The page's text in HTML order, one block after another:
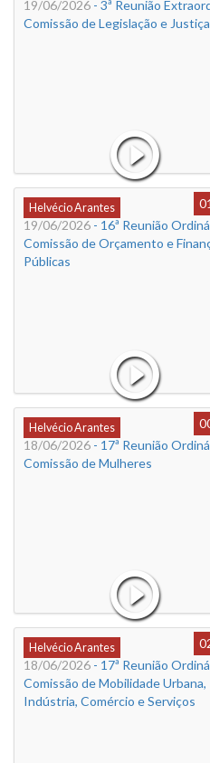
19/06/2026 - 3ª Reunião
Comissão de Legislação e Justiça
Helvécio Arantes
19/06/2026 - 16ª Reunião
Comissão de Orçamento e
Públicas
Helvécio Arantes
18/06/2026 - 17ª Reunião
Comissão de Mulheres
Helvécio Arantes
18/06/2026 - 17ª Reunião
Comissão de Mobilidade Urbana,
Indústria, Comércio e Serviços